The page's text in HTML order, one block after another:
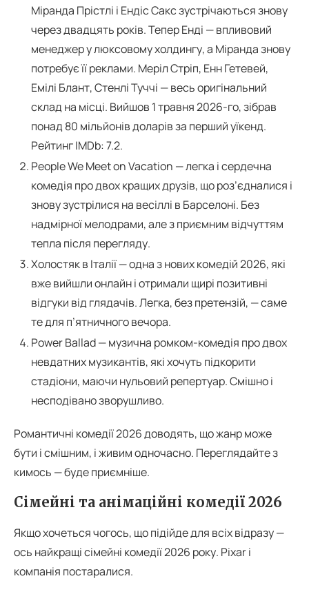
Міранда Прістлі і Ендіс Сакс зустрічаються знову
через двадцять років. Тепер Енді — впливовий
менеджер у люксовому холдингу, а Міранда знову
потребує її реклами. Меріл Стріп, Енн Гетевей,
Емілі Блант, Стенлі Туччі — весь оригінальний
склад на місці. Вийшов 1 травня 2026-го, зібрав
понад 80 мільйонів доларів за перший уїкенд.
Рейтинг IMDb: 7.2.
People We Meet on Vacation — легка і сердечна
комедія про двох кращих друзів, що роз’єдналися і
знову зустрілися на весіллі в Барселоні. Без
надмірної мелодрами, але з приємним відчуттям
тепла після перегляду.
Холостяк в Італії — одна з нових комедій 2026, які
вже вийшли онлайн і отримали щирі позитивні
відгуки від глядачів. Легка, без претензій, — саме
те для п’ятничного вечора.
Power Ballad — музична ромком-комедія про двох
невдатних музикантів, які хочуть підкорити
стадіони, маючи нульовий репертуар. Смішно і
несподівано зворушливо.
Романтичні комедії 2026 доводять, що жанр може
бути і смішним, і живим одночасно. Переглядайте з
кимось — буде приємніше.
Сімейні та анімаційні комедії 2026
Якщо хочеться чогось, що підійде для всіх відразу —
ось найкращі сімейні комедії 2026 року. Pixar і
компанія постаралися.